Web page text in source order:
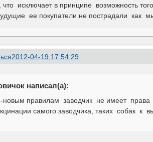
что исключает в принципе возможность
ее покупатели не пострадали как
2012-04-19 17:54:29
написал(а):
новым правилам заводчик не имеет
самого заводчика, таких собак к